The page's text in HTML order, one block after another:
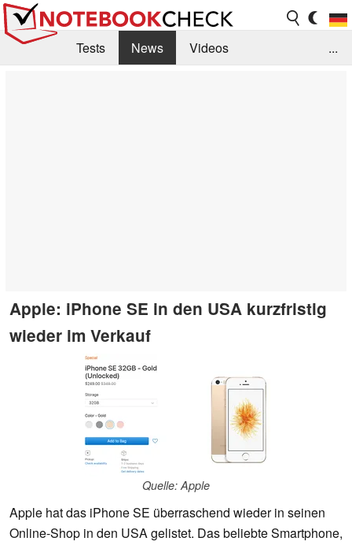
Tests News
Videos
...
Apple: iPhone SE in den USA kurzfristig
wieder im Verkauf
Quelle: Apple
Apple hat das iPhone SE überraschend wieder in seinen
Online-Shop in den USA gelistet. Das beliebte Smartphone,